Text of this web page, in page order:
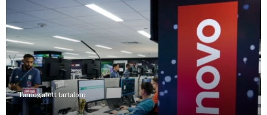
Támogatott tartalom